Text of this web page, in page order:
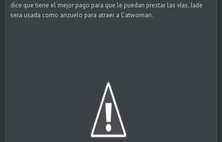
dice que tiene el mejor pago para que le puedan prestar las vías, Jade
sera usada como anzuelo para atraer a Catwoman.